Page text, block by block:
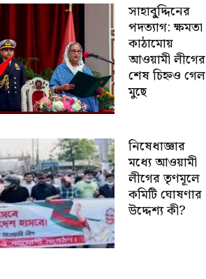
সাহাবু্দ্দিনের
পদত্যাগ: ক্ষমতা
কাঠামোয়
আওয়ামী লীগের
শেষ চিহ্নও গেল
মুছে
নিষেধাজ্ঞার
মধ্যে আওয়ামী
লীগের তৃণমূলে
কমিটি ঘোষণার
উদ্দেশ্য কী?